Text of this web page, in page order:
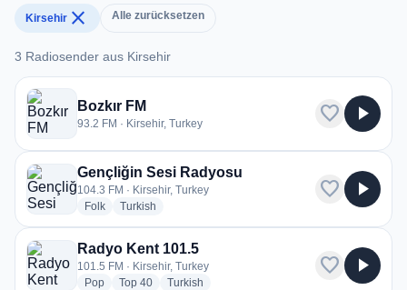
Kirsehir close Alle zurücksetzen
3 Radiosender aus Kirsehir
3 Radiosender aus Kirsehir
Bozkır FM
93.2 FM · Kirsehir, Turkey favorite play_arrow
Gençliğin Sesi Radyosu
104.3 FM · Kirsehir, Turkey
Folkradio stations
Turkish
favorite play_arrow
Radyo Kent 101.5
101.5 FM · Kirsehir, Turkey
Popradio stations
Top 40radio stations
Turkish
favorite play_arrow